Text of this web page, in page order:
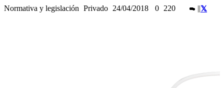
Normativa y legislación Privado 24/04/2018 0 220 ||